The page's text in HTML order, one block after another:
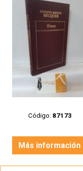
Código: 87173
Más información